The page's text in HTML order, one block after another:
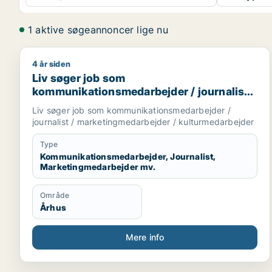
1 aktive søgeannoncer lige nu
Liv søger job som kommunikationsmedarbejder /
4 år siden
Liv søger job som
kommunikationsmedarbejder / journalist /
marketingmedarbejder /
kulturmedarbejder
Liv søger job som kommunikationsmedarbejder /
journalist / marketingmedarbejder / kulturmedarbejder
Type
Kommunikationsmedarbejder, Journalist,
Marketingmedarbejder mv.
Område
Århus
Mere info